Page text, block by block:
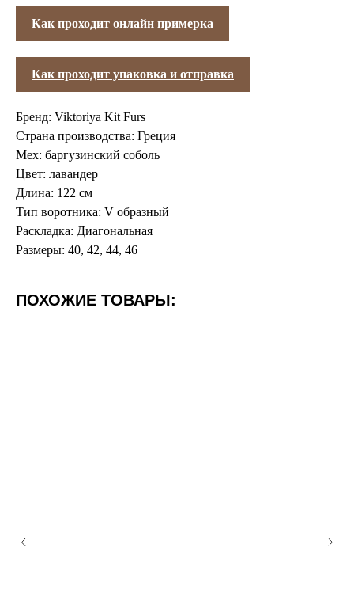
Как проходит онлайн примерка
Как проходит упаковка и отправка
Бренд: Viktoriya Kit Furs
Страна производства: Греция
Мех: баргузинский соболь
Цвет: лавандер
Длина: 122 см
Тип воротника: V образный
Раскладка: Диагональная
Размеры: 40, 42, 44, 46
ПОХОЖИЕ ТОВАРЫ: